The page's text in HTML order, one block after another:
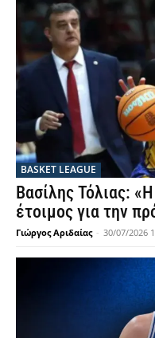
BASKET LEAGUE
Βασίλης Τόλιας:
έτοιμος για την
Γιώργος Αριδαίας - 30/07/2026